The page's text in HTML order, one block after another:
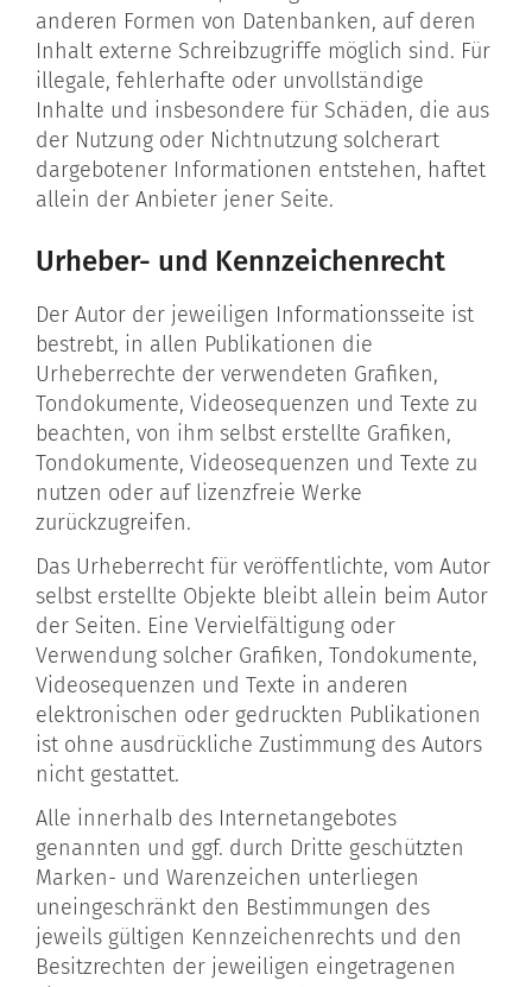
anderen Formen von Datenbanken, auf deren
Inhalt externe Schreibzugriffe möglich sind. Für
illegale, fehlerhafte oder unvollständige
Inhalte und insbesondere für Schäden, die aus
der Nutzung oder Nichtnutzung solcherart
dargebotener Informationen entstehen, haftet
allein der Anbieter jener Seite.
Urheber- und Kennzeichenrecht
Der Autor der jeweiligen Informationsseite ist
bestrebt, in allen Publikationen die
Urheberrechte der verwendeten Grafiken,
Tondokumente, Videosequenzen und Texte zu
beachten, von ihm selbst erstellte Grafiken,
Tondokumente, Videosequenzen und Texte zu
nutzen oder auf lizenzfreie Werke
zurückzugreifen.
Das Urheberrecht für veröffentlichte, vom Autor
selbst erstellte Objekte bleibt allein beim Autor
der Seiten. Eine Vervielfältigung oder
Verwendung solcher Grafiken, Tondokumente,
Videosequenzen und Texte in anderen
elektronischen oder gedruckten Publikationen
ist ohne ausdrückliche Zustimmung des Autors
nicht gestattet.
Alle innerhalb des Internetangebotes
genannten und ggf. durch Dritte geschützten
Marken- und Warenzeichen unterliegen
uneingeschränkt den Bestimmungen des
jeweils gültigen Kennzeichenrechts und den
Besitzrechten der jeweiligen eingetragenen